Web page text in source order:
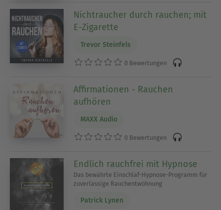
Nichtraucher durch rauchen; mit
E-Zigarette
Trevor Steinfels
0 Bewertungen
Affirmationen - Rauchen
aufhören
MAXX Audio
0 Bewertungen
Endlich rauchfrei mit Hypnose
Das bewährte Einschlaf-Hypnose-Programm für
zuverlässige Rauchentwöhnung
Patrick Lynen